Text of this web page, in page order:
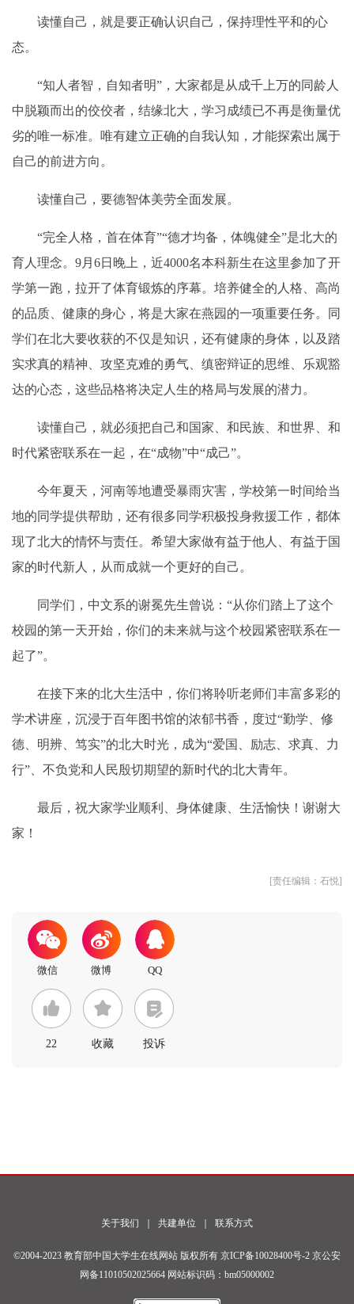
读懂自己，就是要正确认识自己，保持理性平和的心
态。
“知人者智，自知者明”，大家都是从成千上万的同龄人
中脱颖而出的佼佼者，结缘北大，学习成绩已不再是衡量优
劣的唯一标准。唯有建立正确的自我认知，才能探索出属于
自己的前进方向。
读懂自己，要德智体美劳全面发展。
“完全人格，首在体育”“德才均备，体魄健全”是北大的
育人理念。9月6日晚上，近4000名本科新生在这里参加了开
学第一跑，拉开了体育锻炼的序幕。培养健全的人格、高尚
的品质、健康的身心，将是大家在燕园的一项重要任务。同
学们在北大要收获的不仅是知识，还有健康的身体，以及踏
实求真的精神、攻坚克难的勇气、缜密辩证的思维、乐观豁
达的心态，这些品格将决定人生的格局与发展的潜力。
读懂自己，就必须把自己和国家、和民族、和世界、和
时代紧密联系在一起，在“成物”中“成己”。
今年夏天，河南等地遭受暴雨灾害，学校第一时间给当
地的同学提供帮助，还有很多同学积极投身救援工作，都体
现了北大的情怀与责任。希望大家做有益于他人、有益于国
家的时代新人，从而成就一个更好的自己。
同学们，中文系的谢冕先生曾说：“从你们踏上了这个
校园的第一天开始，你们的未来就与这个校园紧密联系在一
起了”。
在接下来的北大生活中，你们将聆听老师们丰富多彩的
学术讲座，沉浸于百年图书馆的浓郁书香，度过“勤学、修
德、明辨、笃实”的北大时光，成为“爱国、励志、求真、力
行”、不负党和人民殷切期望的新时代的北大青年。
最后，祝大家学业顺利、身体健康、生活愉快！谢谢大
家！
[责任编辑：石悦]
22 收藏 投诉
关于我们 ｜ 共建单位 ｜ 联系方式
©2004-2023 教育部中国大学生在线网站 版权所有 京ICP备10028400号-2 京公安
网备11010502025664 网站标识码：bm05000002